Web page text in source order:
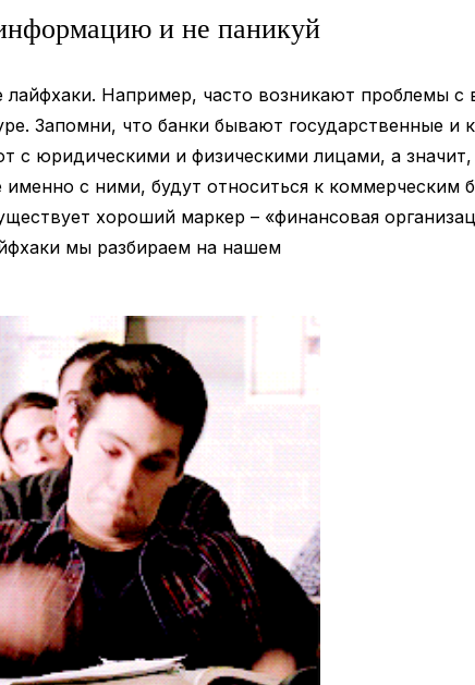
и не паникуй
лайфхаки. Например, часто возникают проблемы с
Запомни, что банки бывают государственные и
с юридическими и физическими лицами, а
именно с ними, будут относиться к коммерческим
хороший маркер – «финансовая
мы разбираем на нашем